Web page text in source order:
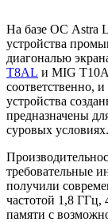
На базе ОС Astra
устройства
диагональю
T8AL и MIG
соответственно,
устройства
предназначены
суровых условиях.
требовательные
получили
частотой 1,8 ГГц,
памяти с